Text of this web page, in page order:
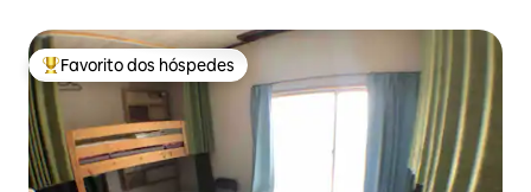
Favoritos dos hóspedes mais apreciados
Favorito dos hóspedes